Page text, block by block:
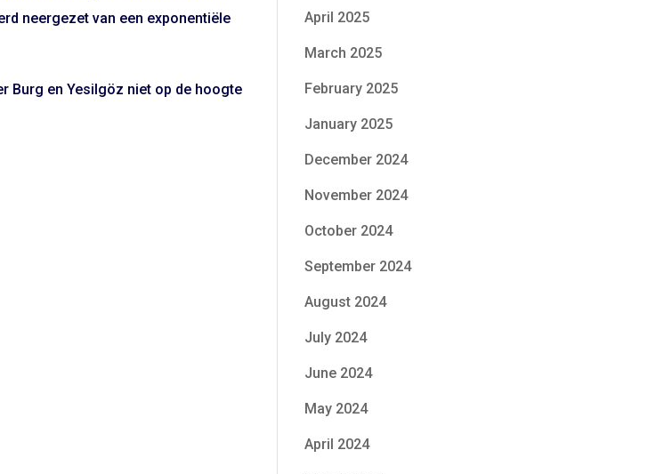
neergezet van een exponentiële
Burg en Yesilgöz niet op de hoogte
April 2025
March 2025
February 2025
January 2025
December 2024
November 2024
October 2024
September 2024
August 2024
July 2024
June 2024
May 2024
April 2024